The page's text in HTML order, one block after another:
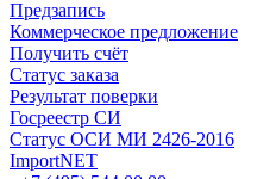
Предзапись
Коммерческое предложение
Получить счёт
Статус заказа
Результат поверки
Госреестр СИ
Статус ОСИ МИ 2426-2016
ImportNET